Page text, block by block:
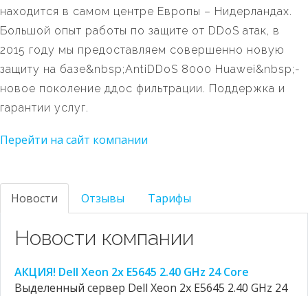
находится в самом центре Европы – Нидерландах.
Большой опыт работы по защите от DDoS атак, в
2015 году мы предоставляем совершенно новую
защиту на базе&nbsp;AntiDDoS 8000 Huawei&nbsp;-
новое поколение ддос фильтрации. Поддержка и
гарантии услуг.
Перейти на сайт компании
Новости Отзывы Тарифы
Новости компании
АКЦИЯ! Dell Xeon 2x E5645 2.40 GHz 24 Core
Выделенный сервер Dell Xeon 2x E5645 2.40 GHz 24